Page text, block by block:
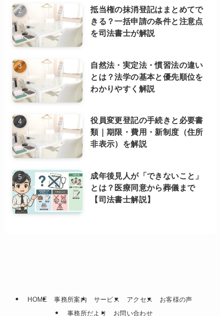
別）
抵当権の抹消登記はまとめてで
きる？一括申請の条件と注意点
を司法書士が解説
自然法・実定法・慣習法の違い
とは？法学の基本と優先順位を
わかりやすく解説
役員変更登記の手続きと必要書
類｜期限・費用・新制度（住所
非表示）を解説
成年後見人が「できないこと」
とは？医療同意から葬儀まで
【司法書士解説】
HOME 事務所案内 サービス アクセス
お客様の声
事務所だより
お問い合わせ